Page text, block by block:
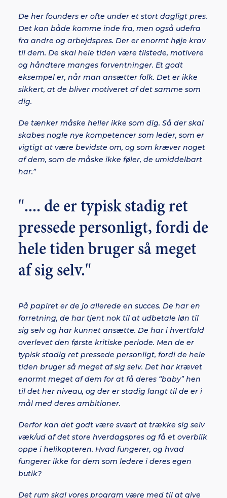
De her founders er ofte under et stort dagligt pres.
Det kan både komme inde fra, men også udefra
fra andre og arbejdspres. Der er enormt høje krav
til dem. De skal hele tiden være tilstede, motivere
og håndtere manges forventninger. Et godt
eksempel er, når man ansætter folk. Det er ikke
sikkert, at de bliver motiveret af det samme som
dig.
De tænker måske heller ikke som dig. Så der skal
skabes nogle nye kompetencer som leder, som er
vigtigt at være bevidste om, og som kræver noget
af dem, som de måske ikke føler, de umiddelbart
har.”
".... de er typisk stadig ret
pressede personligt, fordi de
hele tiden bruger så meget
af sig selv."
På papiret er de jo allerede en succes. De har en
forretning, de har tjent nok til at udbetale løn til
sig selv og har kunnet ansætte. De har i hvertfald
overlevet den første kritiske periode. Men de er
typisk stadig ret pressede personligt, fordi de hele
tiden bruger så meget af sig selv. Det har krævet
enormt meget af dem for at få deres “baby” hen
til det her niveau, og der er stadig langt til de er i
mål med deres ambitioner.
Derfor kan det godt være svært at trække sig selv
væk/ud af det store hverdagspres og få et overblik
oppe i helikopteren. Hvad fungerer, og hvad
fungerer ikke for dem som ledere i deres egen
butik?
Det rum skal vores program være med til at give